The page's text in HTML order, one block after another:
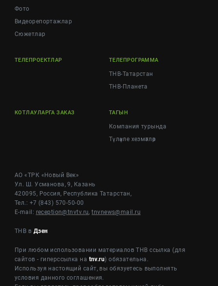
Фото
Видеорепортажлар
Cюжетлар
ТЕЛЕПРОЕКТЛАР ТЕЛЕПРОГРАММА
ТНВ-Татарстан
ТНВ-Планета
КОТЛАУЛАРГА ЗАКАЗ ТАГЫН
Компания турында
Түләүле хезмәтләр
АО «ТРК «Новый Век»
Ул. Ш. Усманова, 9, Казань
420095, Россия, Республика Татарстан,
Тел.: +7 (843) 570-50-00
E-mail: reception@tnvtv.ru,tnvnews@mail.ru
ТНВ в Дзен
При любом использовании материалов ТНВ ссылка (для
сайтов - гиперссылка на tnv.ru) обязательна.
Используя настоящий сайт, вы обязуетесь выполнять
условия данного соглашения.